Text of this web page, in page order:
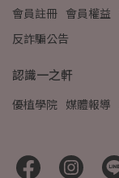
會員註冊 會員權益
反詐騙公告
認識一之軒
優植學院 媒體報導